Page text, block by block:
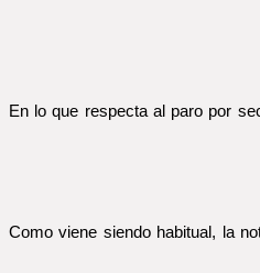
En lo que respecta al paro por
Como viene siendo habitual, la